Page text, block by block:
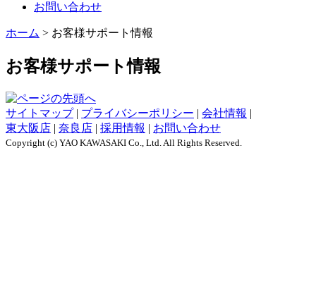
お問い合わせ
ホーム > お客様サポート情報
お客様サポート情報
サイトマップ| プライバシーポリシー | 会社情報 |
東大阪店 | 奈良店 | 採用情報 | お問い合わせ
Copyright (c) YAO KAWASAKI Co., Ltd. All Rights Reserved.